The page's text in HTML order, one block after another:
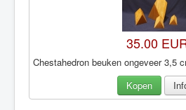
35.00
Chestahedron beuken ongeveer 3,5
Kopen